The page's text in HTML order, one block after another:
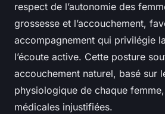
respect de l’autonomie des
grossesse et l’accouchement,
accompagnement qui privilégie
l’écoute active. Cette posture
accouchement naturel, basé sur
physiologique de chaque
médicales injustifiées.